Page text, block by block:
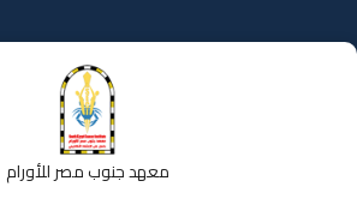
إلى
المحتوى
معهد جنوب مصر للأورام